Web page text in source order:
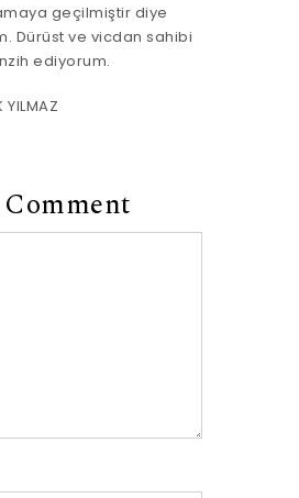
geçilmiştir diye
Dürüst ve vicdan sahibi
ediyorum.
YILMAZ
Comment